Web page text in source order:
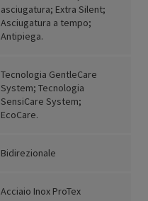
asciugatura; Extra Silent;
Asciugatura a tempo;
Antipiega.
Tecnologia GentleCare
System; Tecnologia
SensiCare System;
EcoCare.
Bidirezionale
Acciaio Inox ProTex